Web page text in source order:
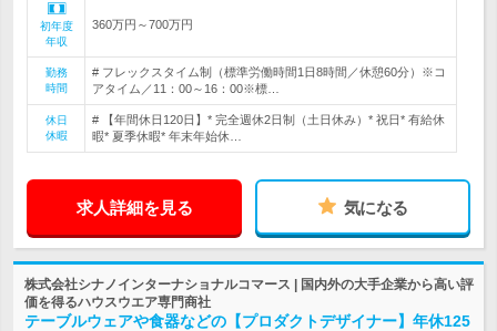
初年度
年収
360万円～700万円
勤務
時間
# フレックスタイム制（標準労働時間1日8時間／休憩60分）※コ
アタイム／11：00～16：00※標…
休日
休暇
# 【年間休日120日】* 完全週休2日制（土日休み）* 祝日* 有給休
暇* 夏季休暇* 年末年始休…
求人詳細を見る 気になる
株式会社シナノインターナショナルコマース | 国内外の大手企業から高い評
価を得るハウスウエア専門商社
テーブルウェアや食器などの【プロダクトデザイナー】年休125